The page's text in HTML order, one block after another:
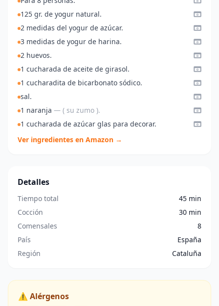
125 gr. de yogur natural.
2 medidas del yogur de azúcar.
3 medidas de yogur de harina.
2 huevos.
1 cucharada de aceite de girasol.
1 cucharadita de bicarbonato sódico.
sal.
1 naranja — ( su zumo ).
1 cucharada de azúcar glas para decorar.
Ver ingredientes en Amazon →
Detalles
Tiempo total
45 min
Cocción
30 min
Comensales
8
País
España
Región
Cataluña
⚠️ Alérgenos